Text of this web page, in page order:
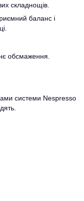
складнощів.
баланс і
обсмаження.
системи Nespresso